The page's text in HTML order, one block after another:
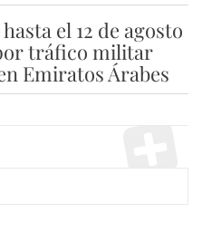
el 12 de agosto
tráfico militar
Emiratos Árabes